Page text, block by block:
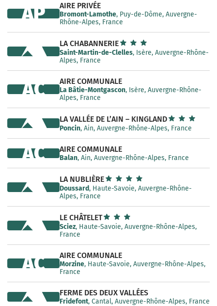
AIRE PRIVÉE
Bromont-Lamothe, Puy-de-Dôme, Auvergne-
Rhône-Alpes, France
AP
LA CHABANNERIE
Saint-Martin-de-Clelles, Isère, Auvergne-Rhône-
Alpes, France
AIRE COMMUNALE
La Bâtie-Montgascon, Isère, Auvergne-Rhône-
Alpes, France
AC
LA VALLÉE DE L’AIN – KINGLAND
Poncin, Ain, Auvergne-Rhône-Alpes, France
AIRE COMMUNALE
Balan, Ain, Auvergne-Rhône-Alpes, France
AC
LA NUBLIÈRE
Doussard, Haute-Savoie, Auvergne-Rhône-
Alpes, France
LE CHÂTELET
Sciez, Haute-Savoie, Auvergne-Rhône-Alpes,
France
AIRE COMMUNALE
Morzine, Haute-Savoie, Auvergne-Rhône-Alpes,
France
AC
FERME DES DEUX VALLÉES
Fridefont, Cantal, Auvergne-Rhône-Alpes, France